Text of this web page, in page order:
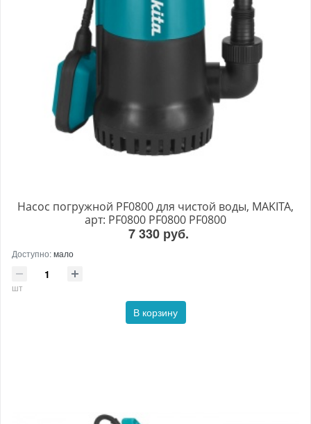
Насос погружной PF0800 для чистой воды, MAKITA,
арт: PF0800 PF0800 PF0800
7 330 руб.
Доступно:мало
шт
В корзину